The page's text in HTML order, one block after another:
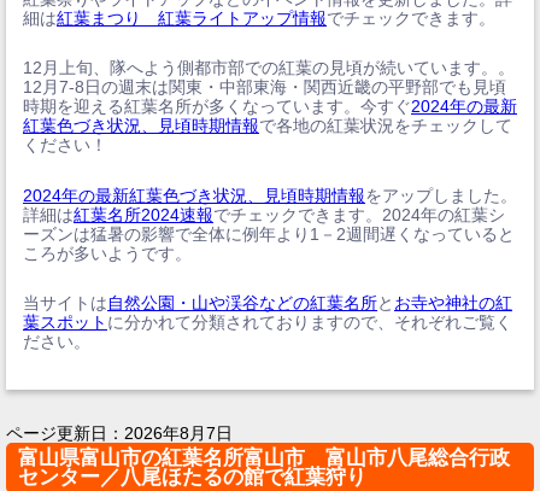
細は紅葉まつり 紅葉ライトアップ情報でチェックできます。
12月上旬、隊へよう側都市部での紅葉の見頃が続いています。。
12月7-8日の週末は関東・中部東海・関西近畿の平野部でも見頃
時期を迎える紅葉名所が多くなっています。今すぐ2024年の最新
紅葉色づき状況、見頃時期情報で各地の紅葉状況をチェックして
ください！
2024年の最新紅葉色づき状況、見頃時期情報をアップしました。
詳細は紅葉名所2024速報でチェックできます。2024年の紅葉シ
ーズンは猛暑の影響で全体に例年より1－2週間遅くなっていると
ころが多いようです。
当サイトは自然公園・山や渓谷などの紅葉名所と お寺や神社の紅
葉スポット に分かれて分類されておりますので、それぞれご覧く
ださい。
ページ更新日： 2026年8月7日
富山県富山市の紅葉名所富山市 富山市八尾総合行政
センター／八尾ほたるの館で紅葉狩り